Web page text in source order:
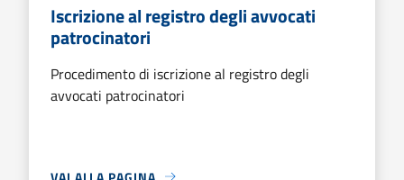
Iscrizione al registro degli avvocati
patrocinatori
Procedimento di iscrizione al registro degli
avvocati patrocinatori